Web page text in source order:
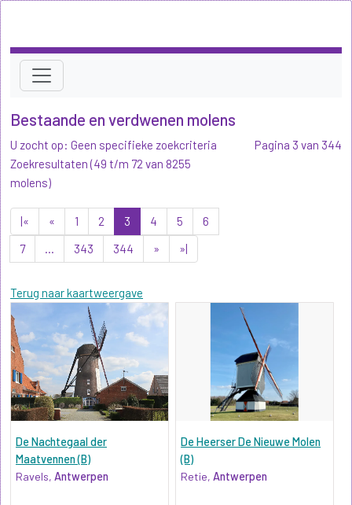
Bestaande en verdwenen molens
U zocht op: Geen specifieke zoekcriteria
Zoekresultaten (49 t/m 72 van 8255
molens)
|« « 1 2 3 4 5
6
7
... 343 344 » »|
Terug naar kaartweergave
Pagina 3 van 344
De Nachtegaal der
Maatvennen (B)
Ravels, Antwerpen
De Heerser De Nieuwe Molen
(B)
Retie,Antwerpen